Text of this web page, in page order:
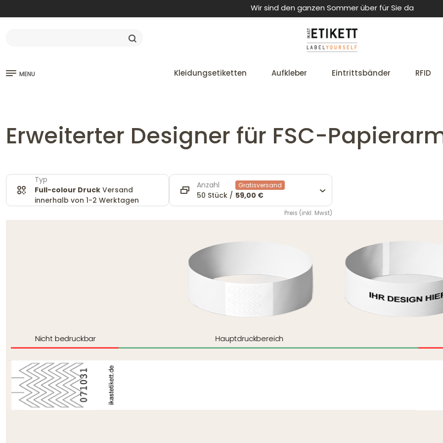
Wir sind den ganzen Sommer über für Sie da
MENU Kleidungsetiketten Aufkleber Eintrittsbänder RFID
Erweiterter Designer für FSC-
Typ
Full-colour Druck Versand
innerhalb von 1-2 Werktagen
Anzahl
50 Stück /
Gratisversand
59,00 €
Preis (inkl. Mwst)